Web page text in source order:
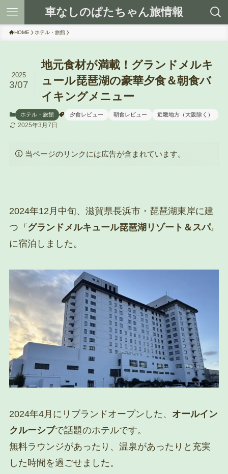
車なしのぱたちゃん旅情報
HOME ホテル・旅館
地元食材が満載！グランドメルキ
ュール琵琶湖の豪華夕食＆朝食バ
イキングメニュー
2025
3/07
ホテル・旅館 夕食レビュー 朝食レビュー 近畿地方（大阪除く）
2025年3月7日
当ページのリンクには広告が含まれています。
2024年12月中旬、滋賀県長浜市・琵琶湖東岸に建
つ『グランドメルキュール琵琶湖リゾート＆スパ』
に宿泊しました。
2024年4月にリブランドオープンした、 オールイン
クルーシブで話題のホテルです。
無料ラウンジがあったり、温泉があったりと充実
した時間を過ごせました。